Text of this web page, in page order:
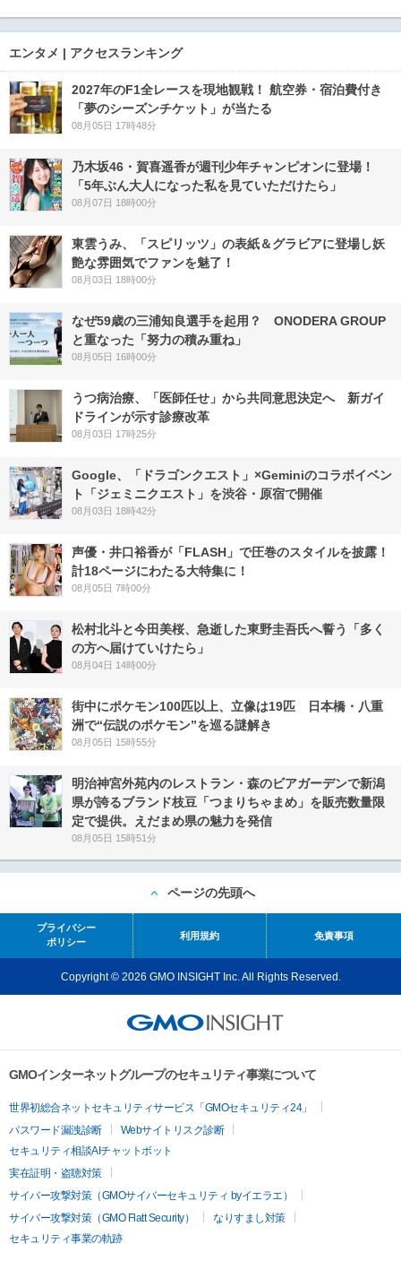
エンタメ | アクセスランキング
2027年のF1全レースを現地観戦！ 航空券・宿泊費付き
「夢のシーズンチケット」が当たる
08月05日 17時48分
乃木坂46・賀喜遥香が週刊少年チャンピオンに登場！
「5年ぶん大人になった私を見ていただけたら」
08月07日 18時00分
東雲うみ、「スピリッツ」の表紙＆グラビアに登場し妖
艶な雰囲気でファンを魅了！
08月03日 18時00分
なぜ59歳の三浦知良選手を起用？ ONODERA GROUP
と重なった「努力の積み重ね」
08月05日 16時00分
うつ病治療、「医師任せ」から共同意思決定へ 新ガイ
ドラインが示す診療改革
08月03日 17時25分
Google、「ドラゴンクエスト」×Geminiのコラボイベン
ト「ジェミニクエスト」を渋谷・原宿で開催
08月03日 18時42分
声優・井口裕香が「FLASH」で圧巻のスタイルを披露！
計18ページにわたる大特集に！
08月05日 7時00分
松村北斗と今田美桜、急逝した東野圭吾氏へ誓う「多く
の方へ届けていけたら」
08月04日 14時00分
街中にポケモン100匹以上、立像は19匹 日本橋・八重
洲で“伝説のポケモン”を巡る謎解き
08月05日 15時55分
明治神宮外苑内のレストラン・森のビアガーデンで新潟
県が誇るブランド枝豆「つまりちゃまめ」を販売数量限
定で提供。えだまめ県の魅力を発信
08月05日 15時51分
ページの先頭へ
プライバシー
ポリシー
利用規約 免責事項
Copyright © 2026 GMO INSIGHT Inc. All Rights Reserved.
GMOインターネットグループのセキュリティ事業について
世界初総合ネットセキュリティサービス「GMOセキュリティ24」
パスワード漏洩診断
Webサイトリスク診断
セキュリティ相談AIチャットボット
実在証明・盗聴対策
サイバー攻撃対策（GMOサイバーセキュリティ byイエラエ）
サイバー攻撃対策（GMO Flatt Security）
なりすまし対策
セキュリティ事業の軌跡